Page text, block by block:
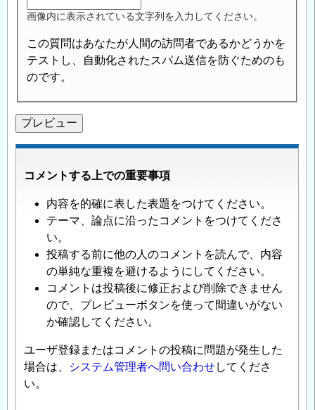
画像内に表示されている文字列を入力してください。
この質問はあなたが人間の訪問者であるかどうかを
テストし、自動化されたスパム送信を防ぐためのも
のです。
コメントする上での重要事項
内容を的確に表した表題をつけてください。
テーマ、論点に沿ったコメントをつけてくださ
い。
投稿する前に他の人のコメントを読んで、内容
の単純な重複を避けるようにしてください。
コメントは投稿後に修正および削除できません
ので、プレビューボタンを使って間違いがない
か確認してください。
ユーザ登録またはコメントの投稿に問題が発生した
場合は、
システム管理者へ問い合わせしてくださ
い。